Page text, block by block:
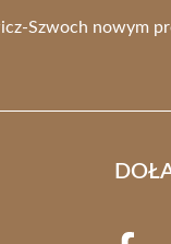
Szwoch nowym